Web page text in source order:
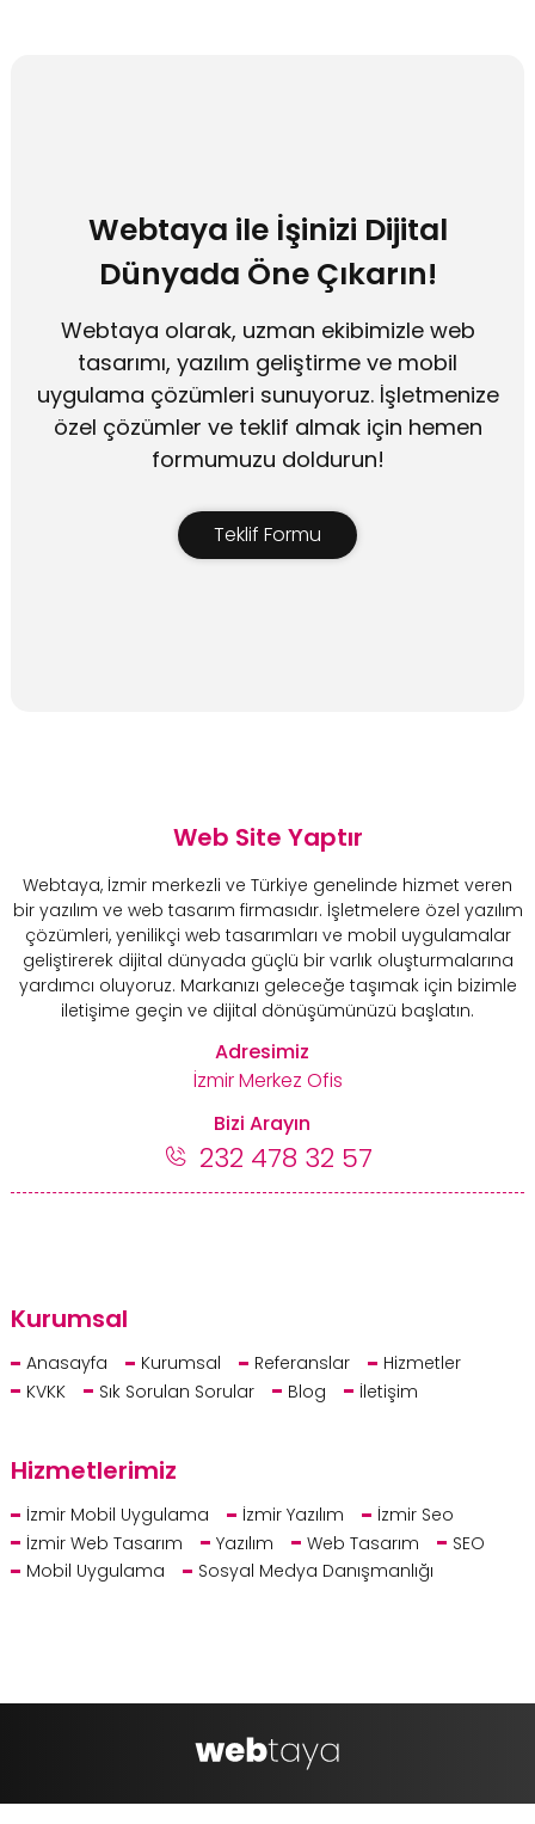
Webtaya ile İşinizi Dijital
Dünyada Öne Çıkarın!
Webtaya olarak, uzman ekibimizle web
tasarımı, yazılım geliştirme ve mobil
uygulama çözümleri sunuyoruz. İşletmenize
özel çözümler ve teklif almak için hemen
formumuzu doldurun!
Teklif Formu
Kurumsal
Anasayfa Kurumsal Referanslar
Hizmetler
KVKK
Sık Sorulan Sorular Blog İletişim
Hizmetlerimiz
İzmir Mobil Uygulama İzmir Yazılım
İzmir Seo
İzmir Web Tasarım
Yazılım Web Tasarım
SEO
Mobil Uygulama
Sosyal Medya Danışmanlığı
Web Site Yaptır
Webtaya, İzmir merkezli ve Türkiye genelinde hizmet veren
bir yazılım ve web tasarım firmasıdır. İşletmelere özel yazılım
çözümleri, yenilikçi web tasarımları ve mobil uygulamalar
geliştirerek dijital dünyada güçlü bir varlık oluşturmalarına
yardımcı oluyoruz. Markanızı geleceğe taşımak için bizimle
iletişime geçin ve dijital dönüşümünüzü başlatın.
Adresimiz
İzmir Merkez Ofis
Bizi Arayın
232 478 32 57